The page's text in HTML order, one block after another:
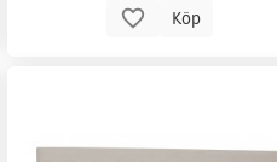
Köp